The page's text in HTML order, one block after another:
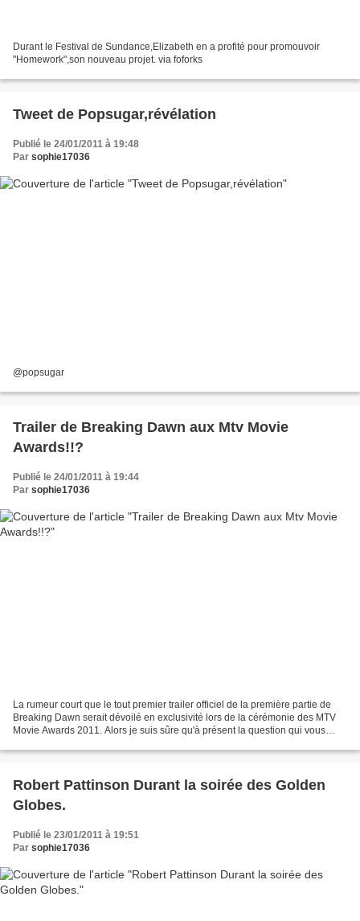
Durant le Festival de Sundance,Elizabeth en a profité pour promouvoir
"Homework",son nouveau projet. via foforks
Tweet de Popsugar,révélation
Publié le 24/01/2011 à 19:48
Par sophie17036
@popsugar
Trailer de Breaking Dawn aux Mtv Movie
Awards!!?
Publié le 24/01/2011 à 19:44
Par sophie17036
La rumeur court que le tout premier trailer officiel de la première partie de
Breaking Dawn serait dévoilé en exclusivité lors de la cérémonie des MTV
Movie Awards 2011. Alors je suis sûre qu'à présent la question qui vous
Robert Pattinson Durant la soirée des Golden
Globes.
Publié le 23/01/2011 à 19:51
Par sophie17036